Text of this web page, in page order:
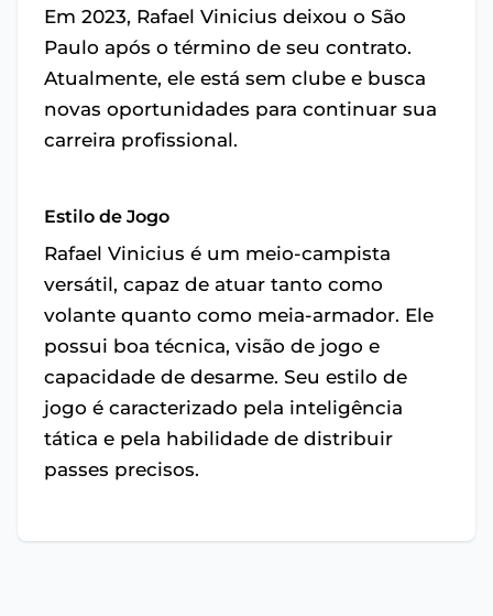
Em 2023, Rafael Vinicius deixou o São
Paulo após o término de seu contrato.
Atualmente, ele está sem clube e busca
novas oportunidades para continuar sua
carreira profissional.
Estilo de Jogo
Rafael Vinicius é um meio-campista
versátil, capaz de atuar tanto como
volante quanto como meia-armador. Ele
possui boa técnica, visão de jogo e
capacidade de desarme. Seu estilo de
jogo é caracterizado pela inteligência
tática e pela habilidade de distribuir
passes precisos.